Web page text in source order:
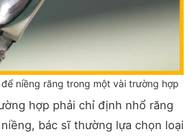
niềng răng trong một vài trường hợp
hợp phải chỉ định nhổ răng
bác sĩ thường lựa chọn loại